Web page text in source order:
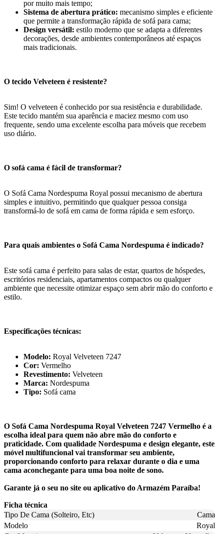
por muito mais tempo;
Sistema de abertura prático: mecanismo simples e eficiente
que permite a transformação rápida de sofá para cama;
Design versátil: estilo moderno que se adapta a diferentes
decorações, desde ambientes contemporâneos até espaços
mais tradicionais.
O tecido Velveteen é resistente?
Sim! O velveteen é conhecido por sua resistência e durabilidade.
Este tecido mantém sua aparência e maciez mesmo com uso
frequente, sendo uma excelente escolha para móveis que recebem
uso diário.
O sofá cama é fácil de transformar?
O Sofá Cama Nordespuma Royal possui mecanismo de abertura
simples e intuitivo, permitindo que qualquer pessoa consiga
transformá-lo de sofá em cama de forma rápida e sem esforço.
Para quais ambientes o Sofá Cama Nordespuma é indicado?
Este sofá cama é perfeito para salas de estar, quartos de hóspedes,
escritórios residenciais, apartamentos compactos ou qualquer
ambiente que necessite otimizar espaço sem abrir mão do conforto e
estilo.
Especificações técnicas:
Modelo: Royal Velveteen 7247
Cor: Vermelho
Revestimento: Velveteen
Marca: Nordespuma
Tipo: Sofá cama
O Sofá Cama Nordespuma Royal Velveteen 7247 Vermelho é a
escolha ideal para quem não abre mão do conforto e
praticidade. Com qualidade Nordespuma e design elegante, este
móvel multifuncional vai transformar seu ambiente,
proporcionando conforto para relaxar durante o dia e uma
cama aconchegante para uma boa noite de sono.
Garante já o seu no site ou aplicativo do Armazém Paraíba!
Ficha técnica
Tipo De Cama (Solteiro, Etc)
Cama
Modelo
Royal